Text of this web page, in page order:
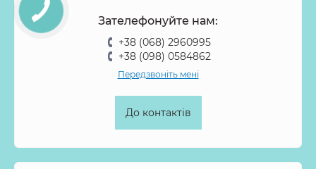
Зателефонуйте нам:
+38 (068) 2960995
+38 (098) 0584862
Передзвоніть мені
До контактів